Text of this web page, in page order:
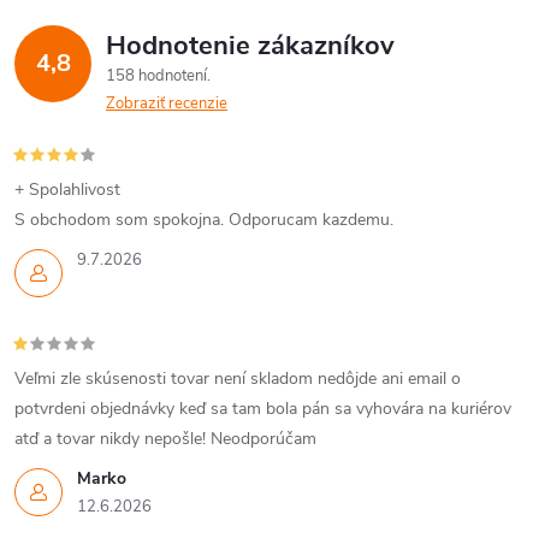
4,8 Hodnotenie zákazníkov
158 hodnotení
Zobraziť recenzie
9.7.2026
+ Spolahlivost
S obchodom som spokojna. Odporucam kazdemu.
Marko
12.6.2026
Veľmi zle skúsenosti tovar není skladom nedôjde ani email o
potvrdeni objednávky keď sa tam bola pán sa vyhovára na kuriérov
atď a tovar nikdy nepošle! Neodporúčam